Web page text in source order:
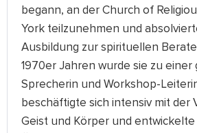
begann, an der Church of
York teilzunehmen und
Ausbildung zur spirituellen
1970er Jahren wurde sie zu einer
Sprecherin und Workshop-
beschäftigte sich intensiv mit der
Geist und Körper und entwickelte